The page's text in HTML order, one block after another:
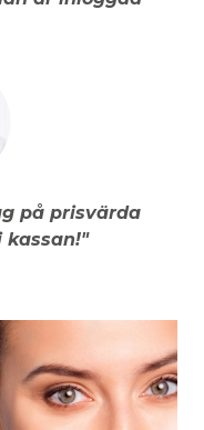
på prisvärda
kassan!"